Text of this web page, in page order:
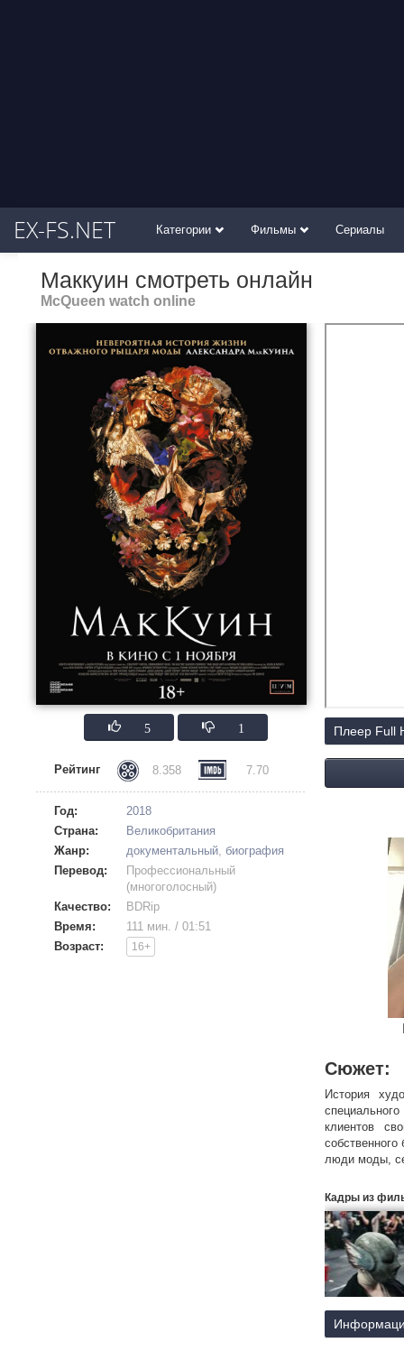
EX-FS.NET Категории Фильмы Сериалы
Маккуин смотреть онлайн
McQueen watch online
5 1
Рейтинг 8.358 7.70
Год:
2018
Страна:
Великобритания
Жанр:
документальный, биография
Перевод:
Профессиональный
(многоголосный)
Качество:
BDRip
Время:
111 мин. / 01:51
Возраст:
16+
Плеер Full
Сюжет:
История
клиентов
люди моды,
Кадры из